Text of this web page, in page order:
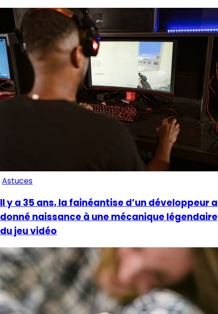
Astuces
Il y a 35 ans, la fainéantise d’un développeur a
donné naissance à une mécanique légendaire
du jeu vidéo